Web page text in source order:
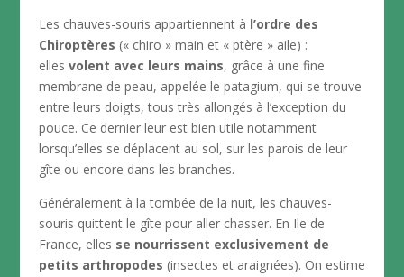
Les chauves-souris appartiennent à l’ordre des
Chiroptères (« chiro » main et « ptère » aile) :
elles volent avec leurs mains, grâce à une fine
membrane de peau, appelée le patagium, qui se trouve
entre leurs doigts, tous très allongés à l’exception du
pouce. Ce dernier leur est bien utile notamment
lorsqu’elles se déplacent au sol, sur les parois de leur
gîte ou encore dans les branches.
Généralement à la tombée de la nuit, les chauves-
souris quittent le gîte pour aller chasser. En Ile de
France, elles se nourrissent exclusivement de
petits arthropodes (insectes et araignées). On estime